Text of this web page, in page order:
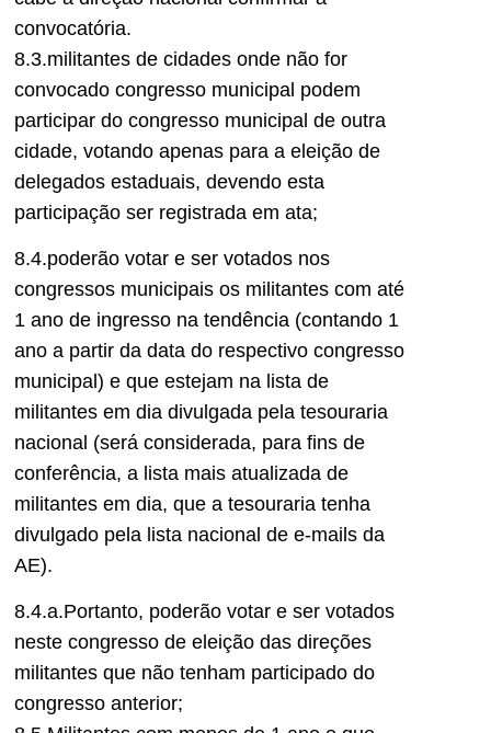
convocatória.
8.3.militantes de cidades onde não for
convocado congresso municipal podem
participar do congresso municipal de outra
cidade, votando apenas para a eleição de
delegados estaduais, devendo esta
participação ser registrada em ata;
8.4.poderão votar e ser votados nos
congressos municipais os militantes com até
1 ano de ingresso na tendência (contando 1
ano a partir da data do respectivo congresso
municipal) e que estejam na lista de
militantes em dia divulgada pela tesouraria
nacional (será considerada, para fins de
conferência, a lista mais atualizada de
militantes em dia, que a tesouraria tenha
divulgado pela lista nacional de e-mails da
AE).
8.4.a.Portanto, poderão votar e ser votados
neste congresso de eleição das direções
militantes que não tenham participado do
congresso anterior;